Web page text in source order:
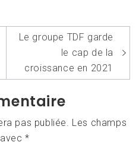
Le groupe TDF garde
le cap de la
croissance en 2021
pas publiée. Les champs
avec*